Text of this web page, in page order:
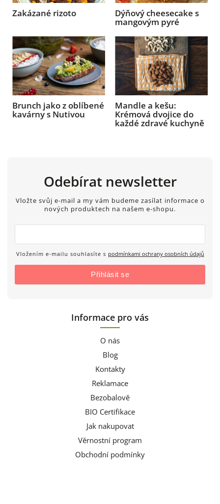
Zakázané rizoto Dýňový cheesecake s
mangovým pyré
Brunch jako z oblíbené
kavárny s Nutivou
Mandle a kešu:
Krémová dvojice do
každé zdravé kuchyně
Odebírat newsletter
Vložte svůj e-mail a my vám budeme zasílat informace o
nových produktech na našem e-shopu.
Vložením e-mailu souhlasíte s podmínkami ochrany osobních údajů
Přihlásit se
Informace pro vás
O nás
Blog
Kontakty
Reklamace
Bezobalově
BIO Certifikace
Jak nakupovat
Věrnostní program
Obchodní podmínky